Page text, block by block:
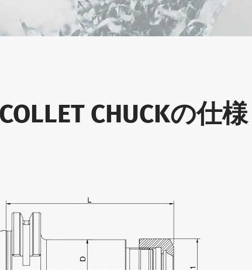
CHUCKの仕様